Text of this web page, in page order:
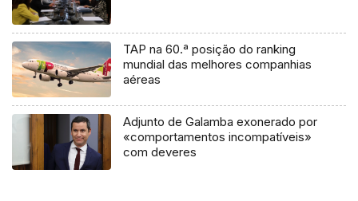
TAP na 60.ª posição do ranking
mundial das melhores companhias
aéreas
Adjunto de Galamba exonerado por
«comportamentos incompatíveis»
com deveres